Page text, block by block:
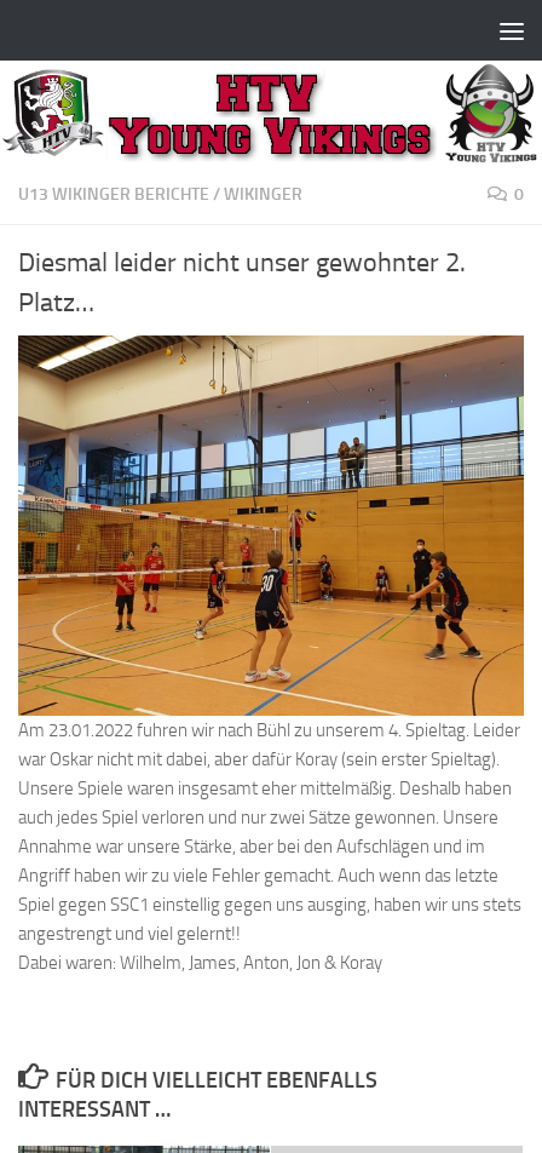
U13 WIKINGER BERICHTE /WIKINGER 0
Diesmal leider nicht unser gewohnter 2.
Platz…
Am 23.01.2022 fuhren wir nach Bühl zu unserem 4. Spieltag. Leider
war Oskar nicht mit dabei, aber dafür Koray (sein erster Spieltag).
Unsere Spiele waren insgesamt eher mittelmäßig. Deshalb haben
auch jedes Spiel verloren und nur zwei Sätze gewonnen. Unsere
Annahme war unsere Stärke, aber bei den Aufschlägen und im
Angriff haben wir zu viele Fehler gemacht. Auch wenn das letzte
Spiel gegen SSC1 einstellig gegen uns ausging, haben wir uns stets
angestrengt und viel gelernt!!
Dabei waren: Wilhelm, James, Anton, Jon & Koray
FÜR DICH VIELLEICHT EBENFALLS
INTERESSANT …